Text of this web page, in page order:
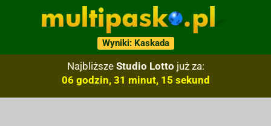
Wyniki: Kaskada
Najbliższe Studio Lotto już za:
06 godzin, 31 minut, 14 sekund